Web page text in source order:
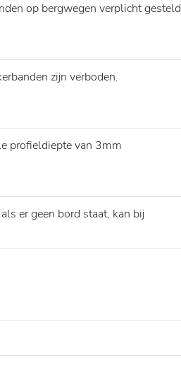
op bergwegen verplicht gesteld
zijn verboden.
profieldiepte van 3mm
er geen bord staat, kan bij